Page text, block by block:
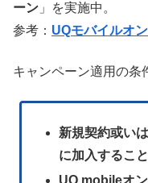
ーン 」を実施中。
参考： UQモバイルオ
キャンペーン適用の条
新規契約或い
に加入すること
UQ mobileオ